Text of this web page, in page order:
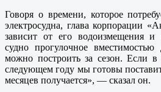
Говоря о времени, которое
электросудна, глава корпорации
зависит от его водоизмещения и
судно прогулочное
можно построить за сезон. Если в
следующем году мы готовы
месяцев получается», — сказал он.